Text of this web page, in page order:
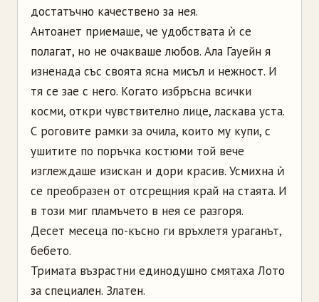
достатъчно качествено за нея.
Антоанет приемаше, че удобствата ѝ се
полагат, но не очакваше любов. Ала Гауейн я
изненада със своята ясна мисъл и нежност. И
тя се зае с него. Когато избръсна всички
косми, откри чувствително лице, ласкава уста.
С роговите рамки за очила, които му купи, с
ушитите по поръчка костюми той вече
изглеждаше изискан и дори красив. Усмихна ѝ
се преобразен от отсрещния край на стаята. И
в този миг пламъчето в нея се разгоря.
Десет месеца по-късно ги връхлетя ураганът,
бебето.
Тримата възрастни единодушно смятаха Лото
за специален. Златен.